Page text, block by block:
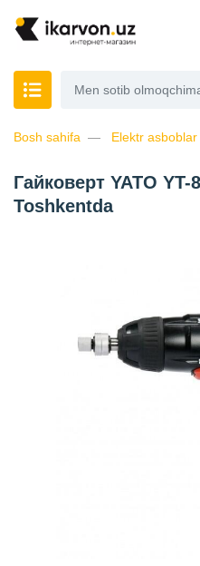
Bosh sahifa Elektr asboblar
Гайковерт YATO YT-
Toshkentda